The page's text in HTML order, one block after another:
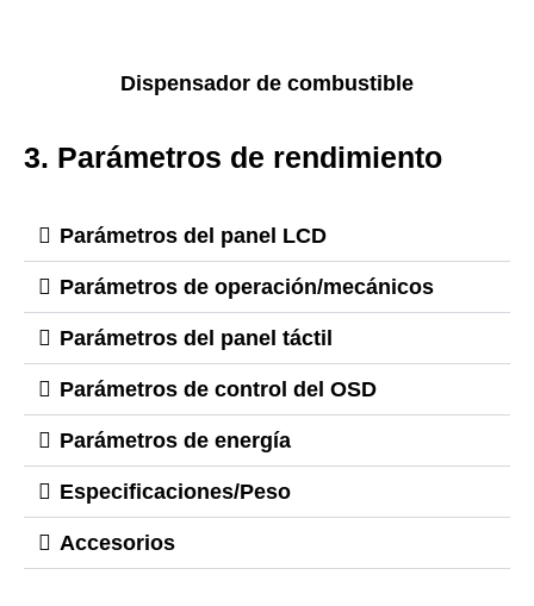
Dispensador de combustible
3. Parámetros de rendimiento
Parámetros del panel LCD
Parámetros de operación/mecánicos
Parámetros del panel táctil
Parámetros de control del OSD
Parámetros de energía
Especificaciones/Peso
Accesorios